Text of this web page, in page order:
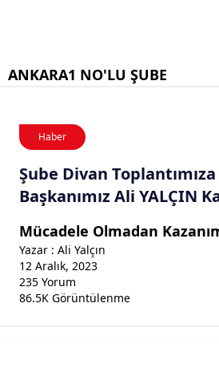
ANKARA1 NO'LU ŞUBE
Haber
Şube Divan
Başkanımız Ali YALÇIN
Mücadele Olmadan
Yazar : Ali Yalçın
12 Aralık, 2023
235 Yorum
86.5K Görüntülenme